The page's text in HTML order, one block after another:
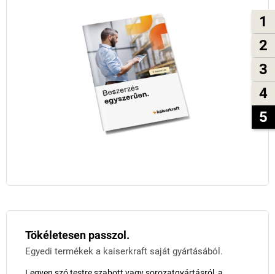
1
2
3
4
5
Tökéletesen passzol.
Egyedi termékek a kaiserkraft saját gyártásából.